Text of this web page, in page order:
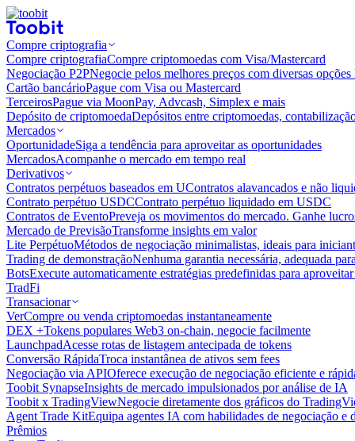
Compre criptografia
Compre criptografiaCompre criptomoedas com Visa/Mastercard
Negociação P2PNegocie pelos melhores preços com diversas
Cartão bancárioPague com Visa ou Mastercard
TerceirosPague via MoonPay, Advcash, Simplex e mais
Depósito de criptomoedaDepósitos entre criptomoedas,
Mercados
OportunidadeSiga a tendência para aproveitar as oportunidades
MercadosAcompanhe o mercado em tempo real
Derivativos
Contratos perpétuos baseados em UContratos alavancados e não
Contrato perpétuo USDCContrato perpétuo liquidado em USDC
Contratos de EventoPreveja os movimentos do mercado. Ganhe
Mercado de PrevisãoTransforme insights em valor
Lite PerpétuoMétodos de negociação minimalistas, ideais para
Trading de demonstraçãoNenhuma garantia necessária, adequada
BotsExecute automaticamente estratégias predefinidas para
TradFi
Transacionar
VerCompre ou venda criptomoedas instantaneamente
DEX +Tokens populares Web3 on-chain, negocie facilmente
LaunchpadAcesse rotas de listagem antecipada de tokens
Conversão RápidaTroca instantânea de ativos sem fees
Negociação via APIOferece execução de negociação eficiente e
Toobit SynapseInsights de mercado impulsionados por análise de IA
Toobit x TradingViewNegocie diretamente dos gráficos do
Agent Trade KitEquipa agentes IA com habilidades de negociação e
Prêmios